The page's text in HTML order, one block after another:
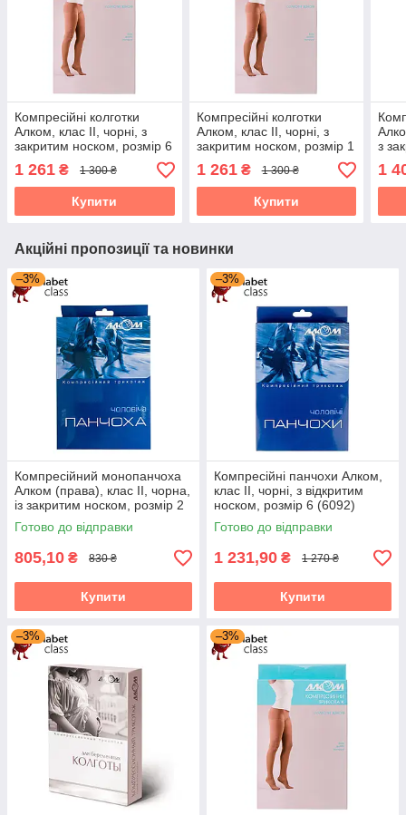
Компресійні колготки
Алком, клас II, чорні, з
закритим носком, розмір 6
(70126)
1 261 ₴ 1 300 ₴
Купити
Компресійні колготки
Алком, клас II, чорні, з
закритим носком, розмір 1
(70121)
1 261₴ 1 300 ₴
Купити
з
4
1
Акційні пропозиції та новинки
–3%
Компресійний монопанчоха
Алком (права), клас II, чорна,
із закритим носком, розмір 2
(6062)
Готово до відправки
805,10 ₴ 830 ₴
Купити
–3%
Компресійні панчохи Алком,
клас II, чорні, з відкритим
носком, розмір 6 (6092)
Готово до відправки
1 231,90 ₴ 1 270 ₴
Купити
–3% –3%